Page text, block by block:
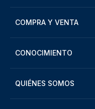
COMPRA Y VENTA
CONOCIMIENTO
QUIÉNES SOMOS